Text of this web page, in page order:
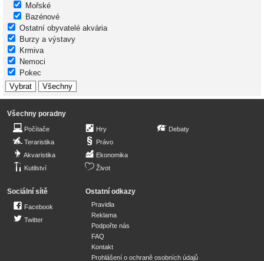
Mořské
Bazénové
Ostatní obyvatelé akvária
Burzy a výstavy
Krmiva
Nemoci
Pokec
Všechny poradny
Počítače
Teraristika
Akvaristika
Kutilství
Hry
Právo
Ekonomika
Život
Debaty
Sociální sítě
Facebook
Twitter
Ostatní odkazy
Pravidla
Reklama
Podpořte nás
FAQ
Kontakt
Prohlášení o ochraně osobních údajů